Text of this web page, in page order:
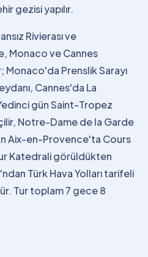
gezisi yapılır.
Rivierası ve
Monaco ve Cannes
Prenslik Sarayı
Cannes'da La
gün Saint-Tropez
Notre-Dame de la Garde
Aix-en-Provence'ta Cours
Katedrali görüldükten
Türk Hava Yolları tarifeli
Tur toplam 7 gece 8